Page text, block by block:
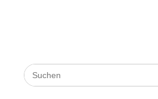
Search
for: